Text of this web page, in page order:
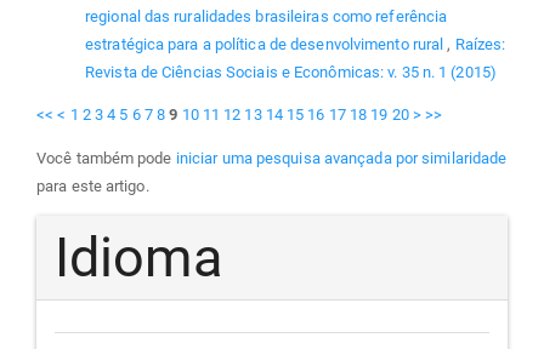
regional das ruralidades brasileiras como referência
estratégica para a política de desenvolvimento rural, Raízes:
Revista de Ciências Sociais e Econômicas: v. 35 n. 1 (2015)
<< < 1 2 3 4 5 6 7 8 9 10 11 12 13 14 15 16 17 18 19 20 > >>
Você também pode iniciar uma pesquisa avançada por similaridade
para este artigo.
Idioma